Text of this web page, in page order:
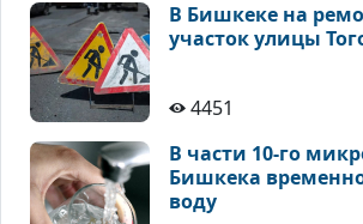
В Бишкеке на
участок улицы
4451
В части 10-го
Бишкека
воду